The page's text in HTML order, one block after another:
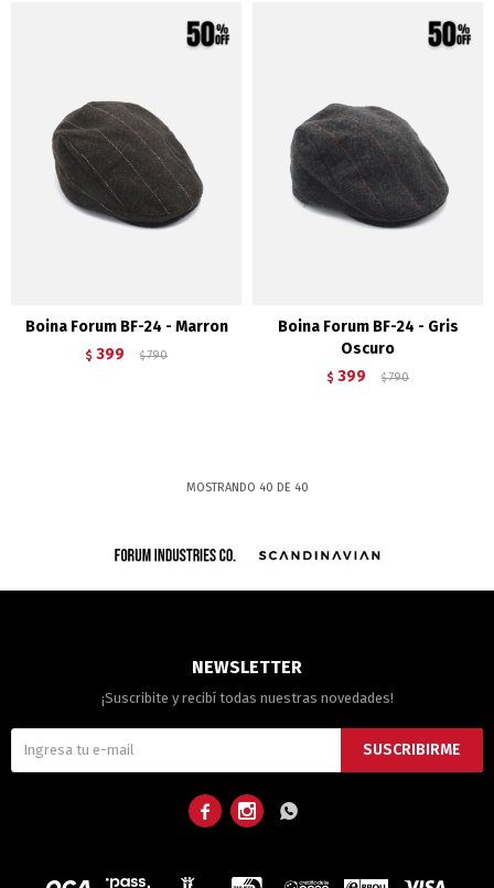
Boina Forum BF-24 - Marron
$ 399 $ 790
Boina Forum BF-24 - Gris
Oscuro
$ 399 $ 790
MOSTRANDO 40 DE 40
NEWSLETTER
¡Suscribite y recibí todas nuestras novedades!
SUSCRIBIRME
  